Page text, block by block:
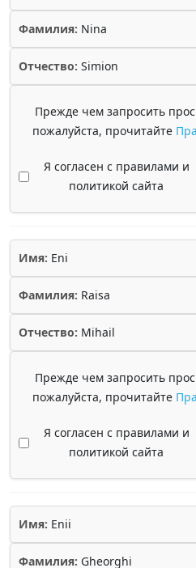
Фамилия: Nina
Отчество: Simion
Прежде чем запросить
пожалуйста, прочитайте
Я согласен с правилами и
политикой сайта
Имя: Eni
Фамилия: Raisa
Отчество: Mihail
Прежде чем запросить
пожалуйста, прочитайте
Я согласен с правилами и
политикой сайта
Имя: Enii
Фамилия: Gheorghi